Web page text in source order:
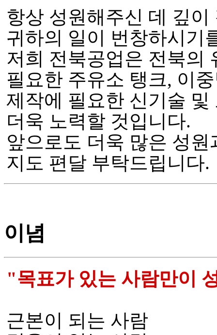
항상 성원해주신 데 깊이
귀하의 일이 번창하시기
저희 전북공업은 전북의
필요한 주유소 탱크, 이
제작에 필요한 신기술
더욱 노력할 것입니다.
앞으로도 더욱 많은 성원
지도 편달 부탁드립니다.
이념
"목표가 있는 사람만이
근본이 되는 사람